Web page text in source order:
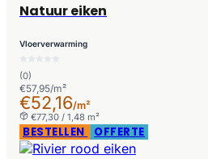
Natuur eiken
Vloerverwarming
(0)
€57,95/m²
€52,16/m²
€77,30 / 1,48 m²
BESTELLEN OFFERTE